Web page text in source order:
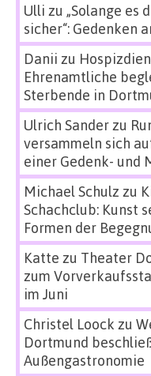
Ulli zu „Solange es
sicher“: Gedenken
Danii zu
Ehrenamtliche
Sterbende in
Ulrich Sanderzu
versammeln sich
einer Gedenk- und
Michael Schulz zu
Schachclub: Kunst
Formen der
Katte zu Theater
zum
im Juni
Christel Loock zu
Dortmund
Außengastronomie